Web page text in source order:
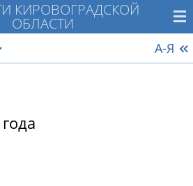
КИРОВОГРАДСКОЙ
ОБЛАСТИ
А-Я